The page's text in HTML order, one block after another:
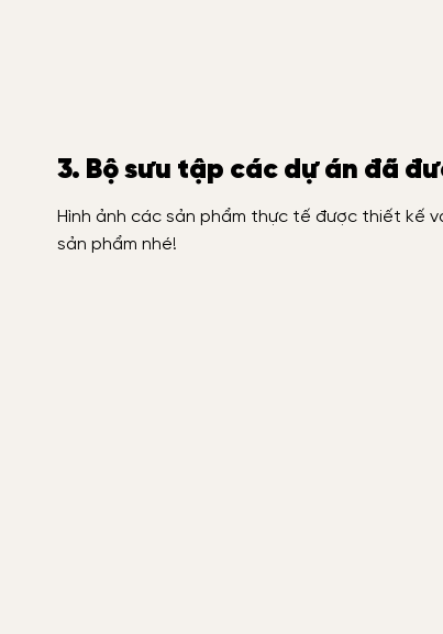
3. Bộ sưu tập các dự án đã
Hình ảnh các sản phẩm thực tế được thiết kế
sản phẩm nhé!